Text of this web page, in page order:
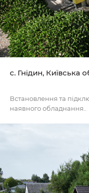
с. Гнідин, Київська
Встановлення та
наявного обладнання..